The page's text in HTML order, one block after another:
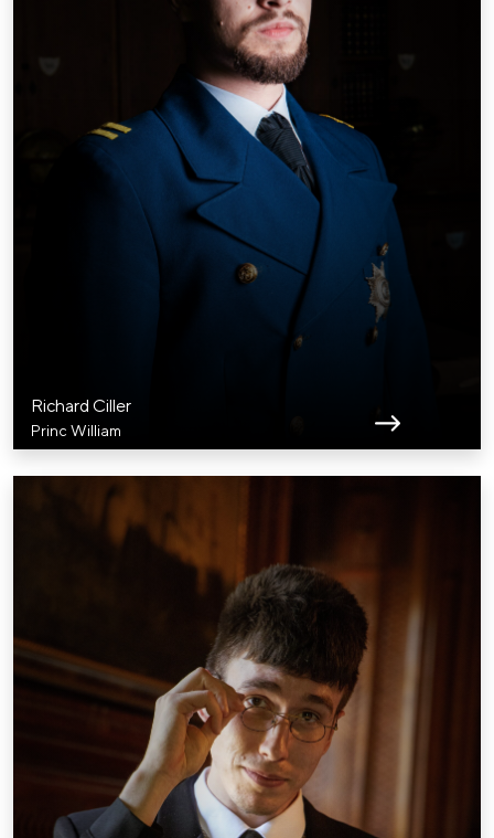
Richard Ciller
Princ William